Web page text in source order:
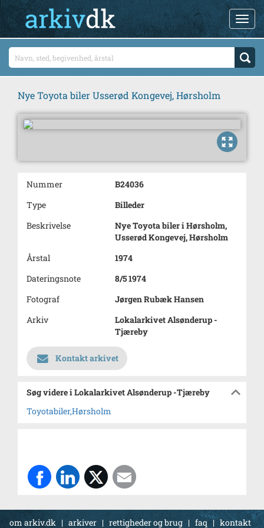
Nye Toyota biler Usserød Kongevej, Hørsholm
Nummer
B24036
Type
Billeder
Beskrivelse
Nye Toyota biler i Hørsholm,
Usserød Kongevej, Hørsholm
Årstal
1974
Dateringsnote
8/5 1974
Fotograf
Jørgen Rubæk Hansen
Arkiv
Lokalarkivet Alsønderup -
Tjæreby
Kontakt arkivet
Søg videre i Lokalarkivet Alsønderup -Tjæreby
Toyotabiler,Hørsholm
om arkiv.dk | arkiver | rettigheder og brug | faq | kontakt